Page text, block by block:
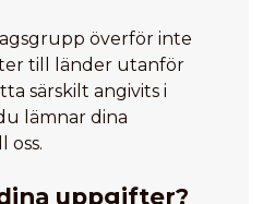
överför inte
till länder utanför
särskilt angivits i
lämnar dina
oss.
uppgifter?